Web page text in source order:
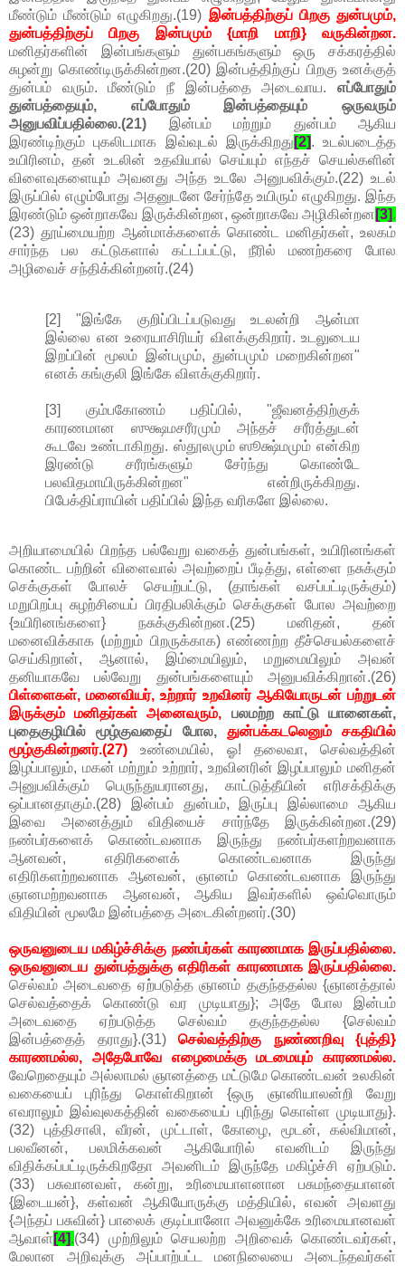
மீண்டும் மீண்டும் எழுகிறது.(19) இன்பத்திற்குப் பிறகு துன்பமும்,
துன்பத்திற்குப் பிறகு இன்பமும் {மாறி மாறி} வருகின்றன.
மனிதர்களின் இன்பங்களும் துன்பகங்களும் ஒரு சக்கரத்தில்
சுழன்று கொண்டிருக்கின்றன.(20) இன்பத்திற்குப் பிறகு உனக்குத்
துன்பம் வரும். மீண்டும் நீ இன்பத்தை அடைவாய. எப்போதும்
துன்பத்தையும், எப்போதும் இன்பத்தையும் ஒருவரும்
அனுபவிப்பதில்லை.(21) இன்பம் மற்றும் துன்பம் ஆகிய
இரண்டிற்கும் புகலிடமாக இவ்வுடல் இருக்கிறது [2]. உடல்படைத்த
உயிரினம், தன் உடலின் உதவியால் செய்யும் எந்தச் செயல்களின்
விளைவுகளையும் அவனது அந்த உடலே அனுபவிக்கும்.(22) உடல்
இருப்பில் எழும்போது அதனுடனே சேர்ந்தே உயிரும் எழுகிறது. இந்த
இரண்டும் ஒன்றாகவே இருக்கின்றன, ஒன்றாகவே அழிகின்றன [3].
(23) தூய்மையற்ற ஆன்மாக்களைக் கொண்ட மனிதர்கள், உலகம்
சார்ந்த பல கட்டுகளால் கட்டப்பட்டு, நீரில் மணற்கரை போல
அழிவைச் சந்திக்கின்றனர்.(24)
[2] "இங்கே குறிப்பிடப்படுவது உடலன்றி ஆன்மா
இல்லை என உரையாசிரியர் விளக்குகிறார். உடலுடைய
இறப்பின் மூலம் இன்பமும், துன்பமும் மறைகின்றன"
எனக் கங்குலி இங்கே விளக்குகிறார்.
[3] கும்பகோணம் பதிப்பில், "ஜீவனத்திற்குக்
காரணமான ஸுக்ஷமசரீரமும் அந்தச் சரீரத்துடன்
கூடவே உண்டாகிறது. ஸ்தூலமும் ஸூக்ஷ்மமும் என்கிற
இரண்டு சரீரங்களும் சேர்ந்து கொண்டே
பலவிதமாயிருக்கின்றன" என்றிருக்கிறது.
பிபேக்திப்ராயின் பதிப்பில் இந்த வரிகளே இல்லை.
அறியாமையில் பிறந்த பல்வேறு வகைத் துன்பங்கள், உயிரினங்கள்
கொண்ட பற்றின் விளைவால் அவற்றைப் பீடித்து, எள்ளை நசுக்கும்
செக்குகள் போலச் செயற்பட்டு, (தாங்கள் வசப்பட்டிருக்கும்)
மறுபிறப்பு சுழற்சியைப் பிரதிபலிக்கும் செக்குகள் போல அவற்றை
{உயிரினங்களை} நசுக்குகின்றன.(25) மனிதன், தன்
மனைவிக்காக (மற்றும் பிறருக்காக) எண்ணற்ற தீச்செயல்களைச்
செய்கிறான், ஆனால், இம்மையிலும், மறுமையிலும் அவன்
தனியாகவே பல்வேறு துன்பங்களையும் அனுபவிக்கிறான்.(26)
பிள்ளைகள், மனைவியர், உற்றார் உறவினர் ஆகியோருடன் பற்றுடன்
இருக்கும் மனிதர்கள் அனைவரும், பலமற்ற காட்டு யானைகள்,
புதைகுழியில் மூழ்குவதைப் போல, துன்பக்கடலெனும் சகதியில்
மூழ்குகின்றனர்.(27)உண்மையில், ஓ! தலைவா, செல்வத்தின்
இழப்பாலும், மகன் மற்றும் உற்றார், உறவினரின் இழப்பாலும் மனிதன்
அனுபவிக்கும் பெருந்துயரானது, காட்டுத்தீயின் எரிசக்திக்கு
ஒப்பானதாகும்.(28) இன்பம் துன்பம், இருப்பு இல்லாமை ஆகிய
இவை அனைத்தும் விதியைச் சார்ந்தே இருக்கின்றன.(29)
நண்பர்களைக் கொண்டவனாக இருந்து நண்பர்களற்றவனாக
ஆனவன், எதிரிகளைக் கொண்டவனாக இருந்து
எதிரிகளற்றவனாக ஆனவன், ஞானம் கொண்டவனாக இருந்து
ஞானமற்றவனாக ஆனவன், ஆகிய இவர்களில் ஒவ்வொரும்
விதியின் மூலமே இன்பத்தை அடைகின்றனர்.(30)
ஒருவனுடைய மகிழ்ச்சிக்கு நண்பர்கள் காரணமாக இருப்பதில்லை.
ஒருவனுடைய துன்பத்துக்கு எதிரிகள் காரணமாக இருப்பதில்லை.
செல்வம் அடைவதை ஏற்படுத்த ஞானம் தகுந்ததல்ல {ஞானத்தால்
செல்வத்தைக் கொண்டு வர முடியாது}; அதே போல இன்பம்
அடைவதை ஏற்படுத்த செல்வம் தகுந்ததல்ல {செல்வம்
இன்பத்தைத் தராது}.(31) செல்வத்திற்கு நுண்ணறிவு {புத்தி}
காரணமல்ல, அதேபோவே எழைமைக்கு மடமையும் காரணமல்ல.
வேறெதையும் அல்லாமல் ஞானத்தை மட்டுமே கொண்டவன் உலகின்
வகையைப் புரிந்து கொள்கிறான் {ஒரு ஞானியாலன்றி வேறு
எவராலும் இவ்வுலகத்தின் வகையைப் புரிந்து கொள்ள முடியாது}.
(32) புத்திசாலி, வீரன், முட்டாள், கோழை, மூடன், கல்விமான்,
பலவீனன், பலமிக்கவன் ஆகியோரில் எவனிடம் இருந்து
விதிக்கப்பட்டிருக்கிறதோ அவனிடம் இருந்தே மகிழ்ச்சி ஏற்படும்.
(33) பசுவானவள், கன்று, உரிமையாளனான பசுமந்தையாளன்
{இடையன்}, கள்வன் ஆகியோருக்கு மத்தியில், எவன் அவளது
{அந்தப் பசுவின்} பாலைக் குடிப்பானோ அவனுக்கே உரிமையானவள்
ஆவாள் [4].(34) முற்றிலும் செயலற்ற அறிவைக் கொண்டவர்கள்,
மேலான அறிவுக்கு அப்பாற்பட்ட மனநிலையை அடைந்தவர்கள்